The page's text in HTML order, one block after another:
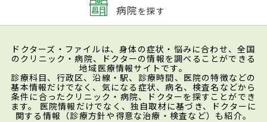
病院を探す
ドクターズ・ファイルは、身体の症状・悩みに合わせ、全国
のクリニック・病院、ドクターの情報を調べることができる
地域医療情報サイトです。
診療科目、行政区、沿線・駅、診療時間、医院の特徴などの
基本情報だけでなく、気になる症状、病名、検査名などから
条件に合ったクリニック・病院、ドクターを探すことができ
ます。 医院情報だけでなく、独自取材に基づき、ドクターに
関する情報（診療方針や得意な治療・検査など）も紹介。